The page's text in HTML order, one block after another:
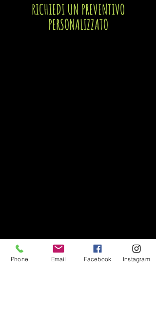
RICHIEDI UN PREVENTIVO
PERSONALIZZATO
Phone Email Facebook Instagram